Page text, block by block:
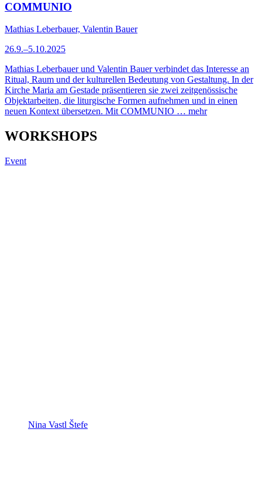
COMMUNIO
Mathias Leberbauer, Valentin Bauer
26.9.–5.10.2025
Mathias Leberbauer und Valentin Bauer verbindet das Interesse an
Ritual, Raum und der kulturellen Bedeutung von Gestaltung. In der
Kirche Maria am Gestade präsentieren sie zwei zeitgenössische
Objektarbeiten, die liturgische Formen aufnehmen und in einen
neuen Kontext übersetzen. Mit COMMUNIO … mehr
WORKSHOPS
Event
Nina Vastl Štefe